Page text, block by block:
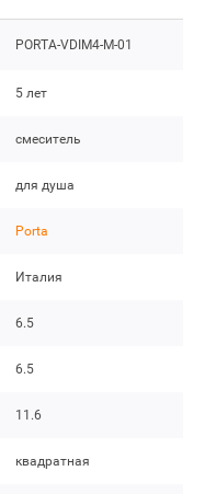
PORTA-VDIM4-M-01
5 лет
смеситель
для душа
Porta
Италия
6.5
6.5
11.6
квадратная